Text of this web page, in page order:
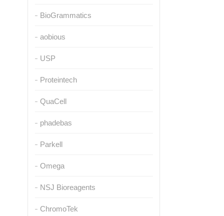
BioGrammatics
aobious
USP
Proteintech
QuaCell
phadebas
Parkell
Omega
NSJ Bioreagents
ChromoTek